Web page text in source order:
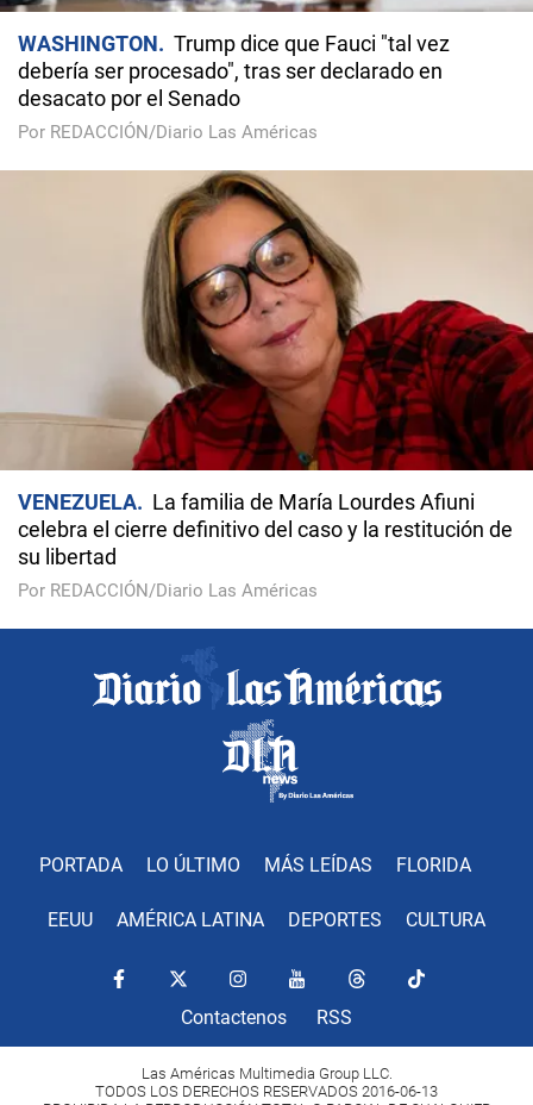
WASHINGTON
Trump dice que Fauci "tal vez
debería ser procesado", tras ser declarado en
desacato por el Senado
Por REDACCIÓN/Diario Las Américas
VENEZUELA
La familia de María Lourdes Afiuni
celebra el cierre definitivo del caso y la restitución de
su libertad
Por REDACCIÓN/Diario Las Américas
PORTADA LO ÚLTIMO MÁS LEÍDAS FLORIDA
EEUU AMÉRICA LATINA DEPORTES CULTURA
Contactenos RSS
Las Américas Multimedia Group LLC.
TODOS LOS DERECHOS RESERVADOS 2016-06-13